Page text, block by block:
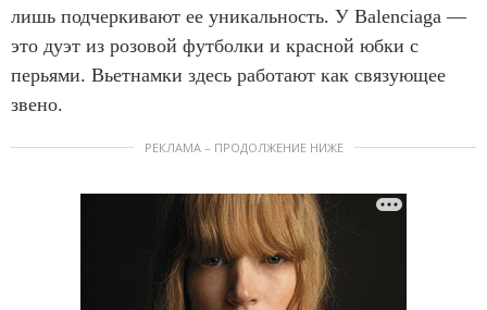
лишь подчеркивают ее уникальность. У Balenciaga —
это дуэт из розовой футболки и красной юбки с
перьями. Вьетнамки здесь работают как связующее
звено.
РЕКЛАМА – ПРОДОЛЖЕНИЕ НИЖЕ